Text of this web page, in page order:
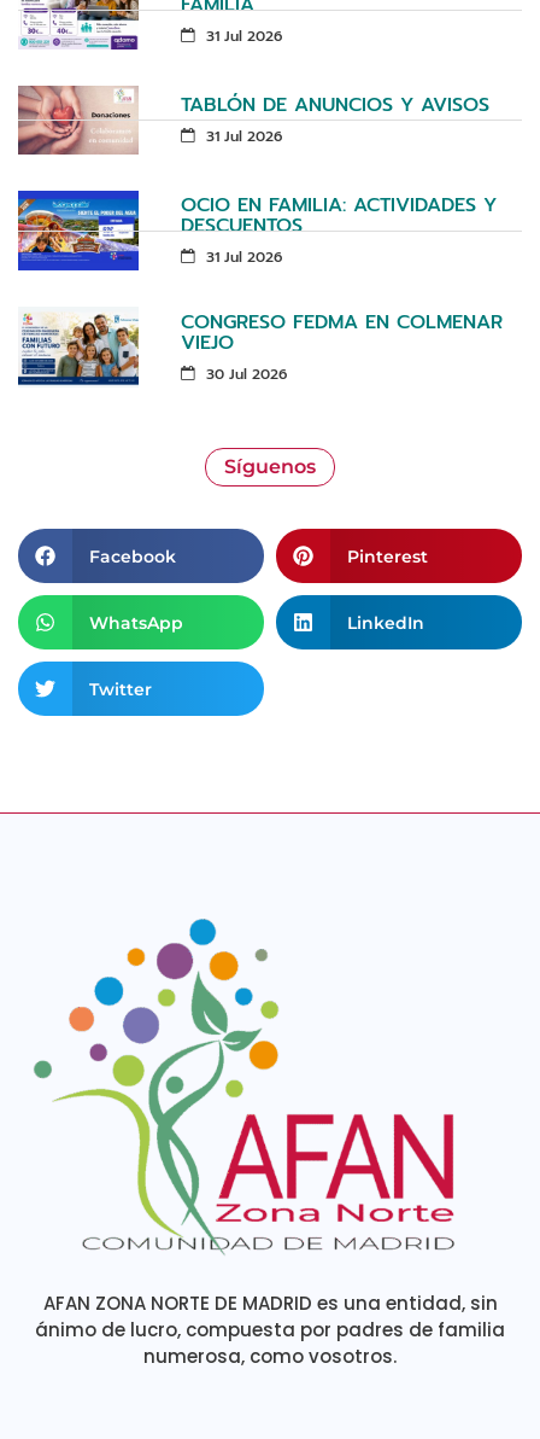
31 Jul 2026
TABLÓN DE ANUNCIOS Y AVISOS
31 Jul 2026
OCIO EN FAMILIA: ACTIVIDADES Y
DESCUENTOS
31 Jul 2026
CONGRESO FEDMA EN COLMENAR
VIEJO
30 Jul 2026
Síguenos
Facebook Pinterest
WhatsApp LinkedIn
Twitter
AFAN ZONA NORTE DE MADRID es una entidad, sin
ánimo de lucro, compuesta por padres de familia
numerosa, como vosotros.